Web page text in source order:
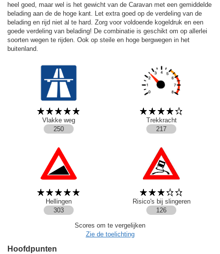
heel goed, maar wel is het gewicht van de Caravan met een gemiddelde
belading aan de de hoge kant. Let extra goed op de verdeling van de
belading en rijd niet al te hard. Zorg voor voldoende kogeldruk en een
goede verdeling van belading! De combinatie is geschikt om op allerlei
soorten wegen te rijden. Ook op steile en hoge bergwegen in het
buitenland.
Vlakke weg
Trekkracht
250
217
Hellingen
Risico's bij slingeren
303
126
Scores om te vergelijken
Zie de toelichting
Hoofdpunten